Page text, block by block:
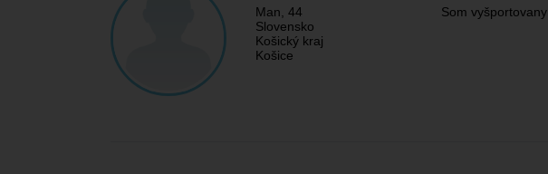
Man , 44
Slovensko
Košický kraj
Košice
Som vyšportovany